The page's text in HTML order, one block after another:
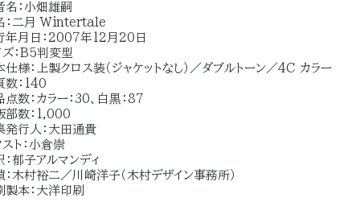
名：小畑雄嗣
：二月 Wintertale
年月日：2007年12月20日
ズ：B5判変型
仕様：上製クロス装（ジャケットなし）／ダブルトーン／4C カラー
数：140
点数：カラー：30、白黒：87
部数：1,000
発行人：大田通貴
スト：小倉崇
：郁子アルマンディ
：木村裕二／川崎洋子（木村デザイン事務所）
製本：大洋印刷